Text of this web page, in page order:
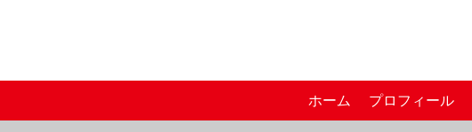
ホーム プロフィール